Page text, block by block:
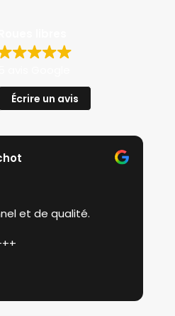
Écrire un avis
et de qualité.